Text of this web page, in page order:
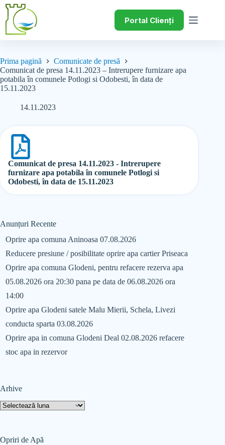
Portal Clienți
Prima pagină
Comunicate de presă
Comunicat de presa 14.11.2023 – Intrerupere furnizare apa
potabila în comunele Potlogi si Odobesti, în data de
15.11.2023
14.11.2023
Comunicat de presa 14.11.2023 - Intrerupere
furnizare apa potabila în comunele Potlogi si
Odobesti, în data de 15.11.2023
Anunțuri Recente
Oprire apa comuna Aninoasa 07.08.2026
Reducere presiune / posibilitate oprire apa cartier Priseaca
Oprire apa comuna Glodeni, pentru refacere rezerva apa
05.08.2026 ora 20:30 pana pe data de 06.08.2026 ora
14:00
Oprire apa Glodeni satele Malu Mierii, Schela, Livezi
conducta sparta 03.08.2026
Oprire apa in comuna Glodeni Deal 02.08.2026 refacere
stoc apa in rezervor
Arhive
Opriri de Apă